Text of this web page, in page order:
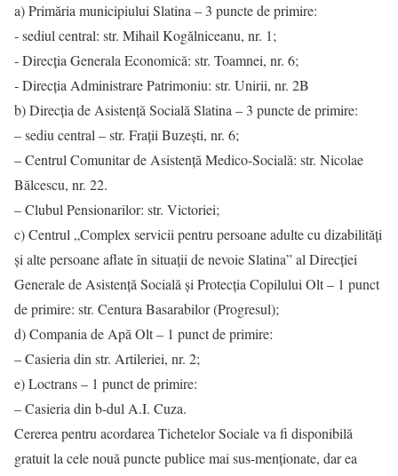
a) Primăria municipiului Slatina – 3 puncte de primire:
‐ sediul central: str. Mihail Kogălniceanu, nr. 1;
‐ Direcția Generala Economică: str. Toamnei, nr. 6;
‐ Direcția Administrare Patrimoniu: str. Unirii, nr. 2B
b) Direcția de Asistență Socială Slatina – 3 puncte de primire:
– sediu central – str. Frații Buzești, nr. 6;
– Centrul Comunitar de Asistenţă Medico-Socială: str. Nicolae
Bălcescu, nr. 22.
– Clubul Pensionarilor: str. Victoriei;
c) Centrul „Complex servicii pentru persoane adulte cu dizabilități
și alte persoane aflate în situații de nevoie Slatina” al Direcției
Generale de Asistență Socială și Protecția Copilului Olt – 1 punct
de primire: str. Centura Basarabilor (Progresul);
d) Compania de Apă Olt – 1 punct de primire:
– Casieria din str. Artileriei, nr. 2;
e) Loctrans – 1 punct de primire:
– Casieria din b-dul A.I. Cuza.
Cererea pentru acordarea Tichetelor Sociale va fi disponibilă
gratuit la cele nouă puncte publice mai sus-menționate, dar ea